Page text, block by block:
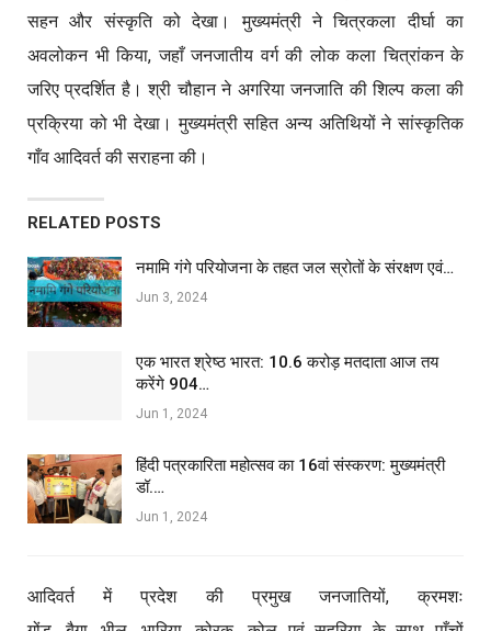
सहन और संस्कृति को देखा। मुख्यमंत्री ने चित्रकला दीर्घा का
अवलोकन भी किया, जहाँ जनजातीय वर्ग की लोक कला चित्रांकन के
जरिए प्रदर्शित है। श्री चौहान ने अगरिया जनजाति की शिल्प कला की
प्रक्रिया को भी देखा। मुख्यमंत्री सहित अन्य अतिथियों ने सांस्कृतिक
गाँव आदिवर्त की सराहना की।
RELATED POSTS
नमामि गंगे परियोजना के तहत जल स्रोतों के संरक्षण एवं…
Jun 3, 2024
एक भारत श्रेष्ठ भारत: 10.6 करोड़ मतदाता आज तय
करेंगे 904…
Jun 1, 2024
हिंदी पत्रकारिता महोत्सव का 16वां संस्करण: मुख्यमंत्री
डॉ.…
Jun 1, 2024
आदिवर्त में प्रदेश की प्रमुख जनजातियों, क्रमशः